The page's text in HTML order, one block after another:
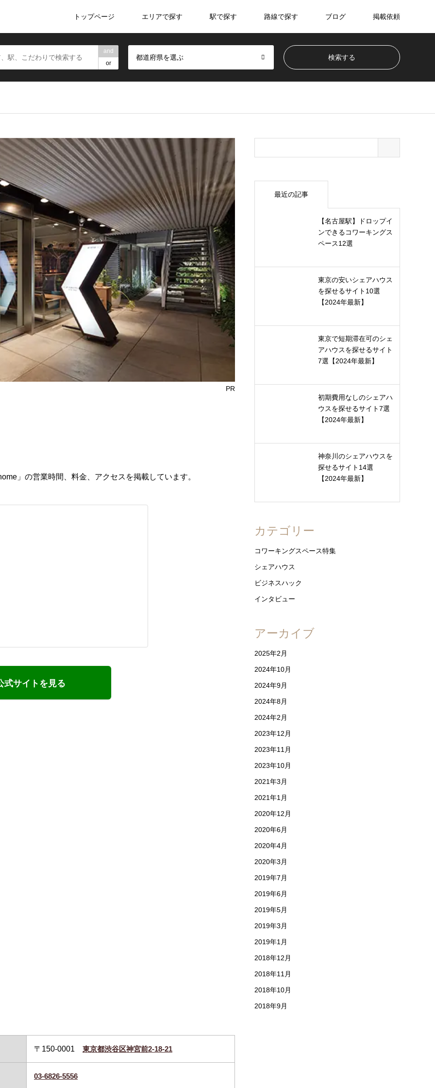
トップページ エリアで探す 駅で探す 路線で探す ブログ 掲載依頼
and
or
都道府県を選ぶ
PR
」の営業時間、料金、アクセスを掲載しています。
式サイトを見る
〒150-0001 東京都渋谷区神宮前2-18-21
03-6826-5556
最近の記事
【名古屋駅】ドロップイ
ンできるコワーキングス
ペース12選
東京の安いシェアハウス
を探せるサイト10選
【2024年最新】
東京で短期滞在可のシェ
アハウスを探せるサイト
7選【2024年最新】
初期費用なしのシェアハ
ウスを探せるサイト7選
【2024年最新】
神奈川のシェアハウスを
探せるサイト14選
【2024年最新】
カテゴリー
コワーキングスペース特集
シェアハウス
ビジネスハック
インタビュー
アーカイブ
2025年2月
2024年10月
2024年9月
2024年8月
2024年2月
2023年12月
2023年11月
2023年10月
2021年3月
2021年1月
2020年12月
2020年6月
2020年4月
2020年3月
2019年7月
2019年6月
2019年5月
2019年3月
2019年1月
2018年12月
2018年11月
2018年10月
2018年9月